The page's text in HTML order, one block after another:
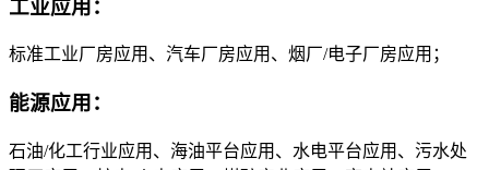
工业应用：
标准工业厂房应用、汽车厂房应用、烟厂/电子厂房应用；
能源应用：
石油/化工行业应用、海油平台应用、水电平台应用、污水处